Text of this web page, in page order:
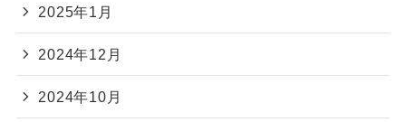
2025年1月
2024年12月
2024年10月